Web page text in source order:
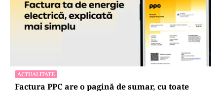
Spionaj pentru Rusia: o româncă de 45 de ani,
arestată în Germania. Misiunea ar fi vizat un
asasinat